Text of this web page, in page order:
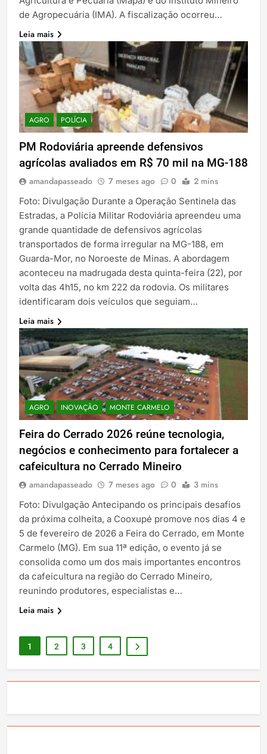
de Agropecuária (IMA). A fiscalização ocorreu…
Leia mais
AGRO POLÍCIA
PM Rodoviária apreende defensivos
agrícolas avaliados em R$ 70 mil na MG-188
amandapasseado 7 meses ago 0 2 mins
Foto: Divulgação Durante a Operação Sentinela das
Estradas, a Polícia Militar Rodoviária apreendeu uma
grande quantidade de defensivos agrícolas
transportados de forma irregular na MG-188, em
Guarda-Mor, no Noroeste de Minas. A abordagem
aconteceu na madrugada desta quinta-feira (22), por
volta das 4h15, no km 222 da rodovia. Os militares
identificaram dois veículos que seguiam…
Leia mais
AGRO INOVAÇÃO MONTE CARMELO
Feira do Cerrado 2026 reúne tecnologia,
negócios e conhecimento para fortalecer a
cafeicultura no Cerrado Mineiro
amandapasseado 7 meses ago 0 3 mins
Foto: Divulgação Antecipando os principais desafios
da próxima colheita, a Cooxupé promove nos dias 4 e
5 de fevereiro de 2026 a Feira do Cerrado, em Monte
Carmelo (MG). Em sua 11ª edição, o evento já se
consolida como um dos mais importantes encontros
da cafeicultura na região do Cerrado Mineiro,
reunindo produtores, especialistas e…
Leia mais
1 2 3 4